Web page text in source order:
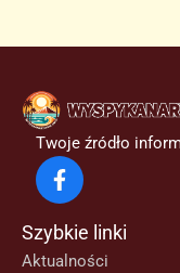
Twoje źródło
Szybkie linki
Aktualności